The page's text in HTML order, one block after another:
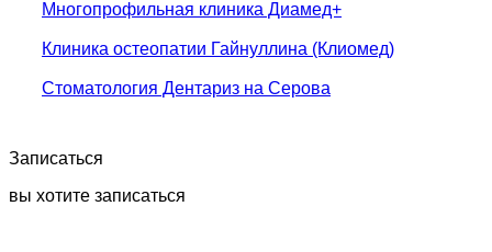
Многопрофильная клиника Диамед+
Клиника остеопатии Гайнуллина (Клиомед)
Стоматология Дентариз на Серова
Записаться
вы хотите записаться